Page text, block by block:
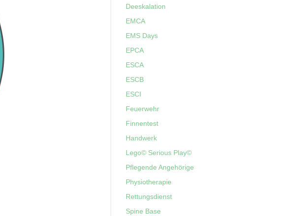
Deeskalation
EMCA
EMS Days
EPCA
ESCA
ESCB
ESCI
Feuerwehr
Finnentest
Handwerk
Lego© Serious Play©
Pflegende Angehörige
Physiotherapie
Rettungsdienst
Spine Base